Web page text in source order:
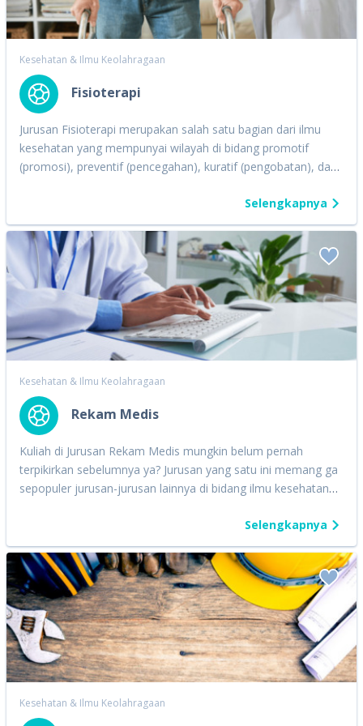
memecahkan masalah di bidang Bioenergetika, Enzimologi,
Biokimia medis, Biomolekul dan Biokimia Pertanian untuk
dan lingkungan.
Kesehatan & Ilmu Keolahragaan
Fisioterapi
Jurusan Fisioterapi merupakan salah satu bagian dari ilmu
kesehatan yang mempunyai wilayah di bidang promotif
(promosi), preventif (pencegahan), kuratif (pengobatan), dan
kelompok. Secara umum, Jurusan Fisioterapi mempelajari
metode penyembuhan bagian tubuh yang bermasalah
dengan gerak, Nah, di Jurusan Fisioterapi, kamu bakalan
akrab dengan anatomi, fisiologi, kinesiologi, sistem saraf, dan
lain-lain yang berhubungan dengan fungsi tubuh manusia.
Selengkapnya
Kesehatan & Ilmu Keolahragaan
Rekam Medis
Kuliah di Jurusan Rekam Medis mungkin belum pernah
terpikirkan sebelumnya ya? Jurusan yang satu ini memang ga
sepopuler jurusan-jurusan lainnya di bidang ilmu kesehatan
Namun, ilmu yang kamu dapatkan di jurusan ini sebenarnya
memegang peran penting dalam rangkaian pengobatan
pasien lho, Quipperian! Bisa dibilang rekam medis itu adalah
salah satu bagian paling vital di rumah sakit atau klinik.
Melalui rekam medis seorang dokter dapat mempelajari dan
mengenali kondisi pasien dengan baik, sebab dalam rekam
medis tersebut terdapat history atau pencatatan riwayat
penyakit, perawatan, pengobatan, dan tindakan medis lainnya
yang dialami seorang pasien. Dengan berpatokan pada
tepat kepada pasien. Jadi, di jurusan ini kamu akan
Selengkapnya
Kesehatan & Ilmu Keolahragaan